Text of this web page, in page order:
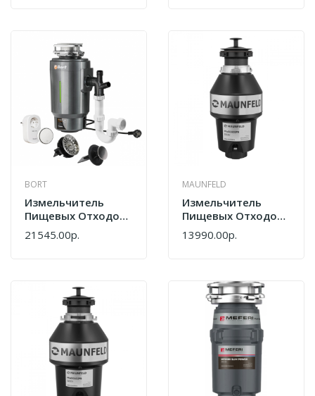
BORT
Измельчитель
Пищевых Отходов
BORT TITAN 8000
Control
21545.00р.
MAUNFELD
Измельчитель
Пищевых Отходов
Maunfeld
MWD3901PB
13990.00р.